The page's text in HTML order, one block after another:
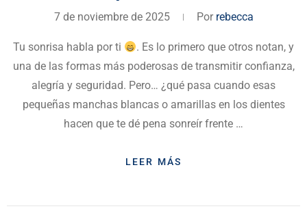
7 de noviembre de 2025 Por rebecca
Tu sonrisa habla por ti
. Es lo primero que otros notan, y
una de las formas más poderosas de transmitir confianza,
alegría y seguridad. Pero… ¿qué pasa cuando esas
pequeñas manchas blancas o amarillas en los dientes
hacen que te dé pena sonreír frente …
LEER MÁS